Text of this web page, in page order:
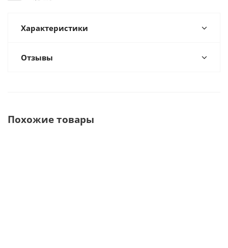
Характеристики
Отзывы
Похожие товары